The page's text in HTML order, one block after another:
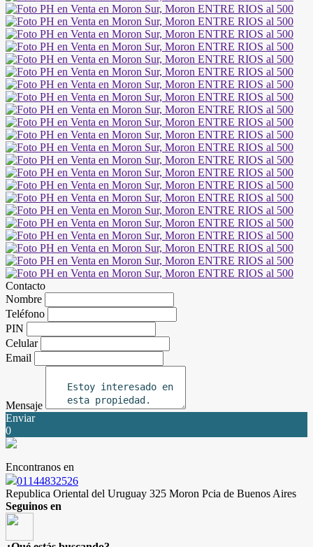
Contacto
Nombre
Teléfono
PIN
Celular
Email
Mensaje
Enviar
0
Encontranos en
01144832526
Republica Oriental del Uruguay 325 Moron Pcia de Buenos Aires
Seguinos en